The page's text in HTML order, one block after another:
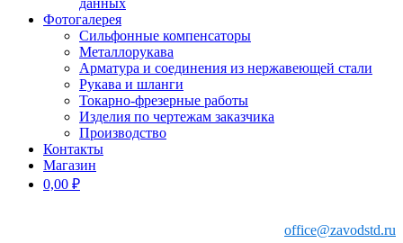
данных
Фотогалерея
Сильфонные компенсаторы
Металлорукава
Арматура и соединения из нержавеющей стали
Рукава и шланги
Токарно-фрезерные работы
Изделия по чертежам заказчика
Производство
Контакты
Магазин
0,00 ₽
office@zavodstd.ru